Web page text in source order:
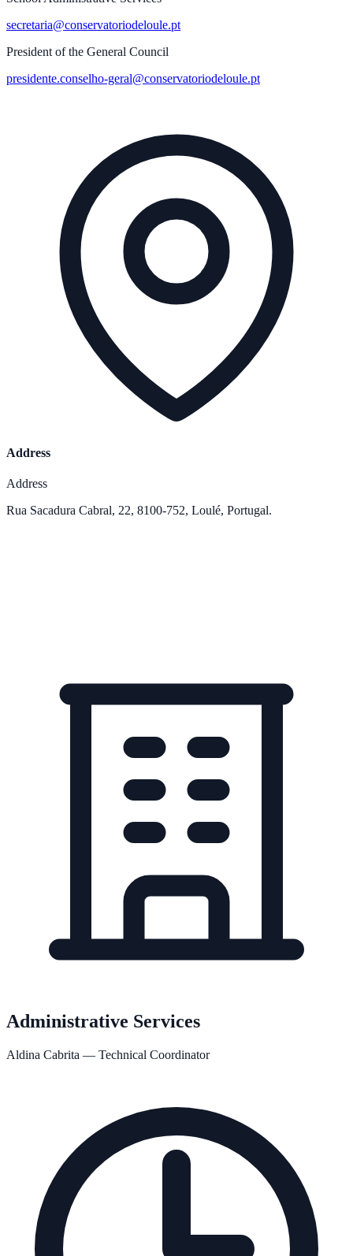
secretaria@conservatoriodeloule.pt
President of the General Council
presidente.conselho-geral@conservatoriodeloule.pt
Address
Address
Rua Sacadura Cabral, 22, 8100-752, Loulé, Portugal.
Administrative Services
Aldina Cabrita — Technical Coordinator